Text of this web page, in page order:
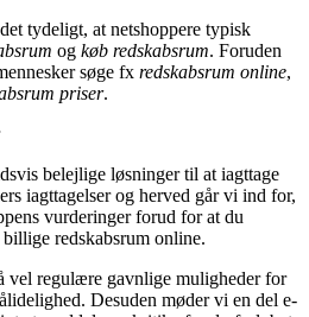
tydeligt, at netshoppere typisk
og køb redskabsrum. Foruden
søge fx redskabsrum online,
priser.
belejlige løsninger til at iagttage
iagttagelser og herved går vi ind for,
vurderinger forud for at du
redskabsrum online.
vel regulære gavnlige muligheder for
Desuden møder vi en del e-